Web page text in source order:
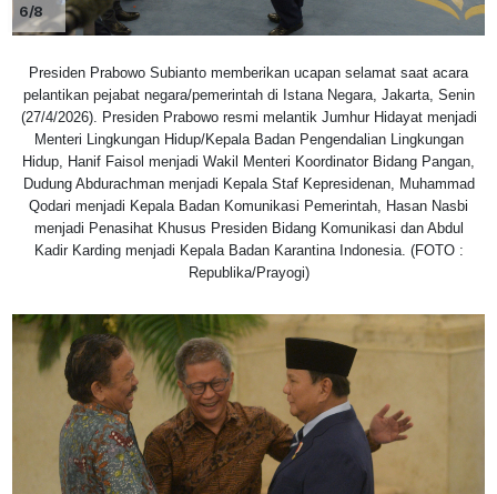
6/8
Presiden Prabowo Subianto memberikan ucapan selamat saat acara
pelantikan pejabat negara/pemerintah di Istana Negara, Jakarta, Senin
(27/4/2026). Presiden Prabowo resmi melantik Jumhur Hidayat menjadi
Menteri Lingkungan Hidup/Kepala Badan Pengendalian Lingkungan
Hidup, Hanif Faisol menjadi Wakil Menteri Koordinator Bidang Pangan,
Dudung Abdurachman menjadi Kepala Staf Kepresidenan, Muhammad
Qodari menjadi Kepala Badan Komunikasi Pemerintah, Hasan Nasbi
menjadi Penasihat Khusus Presiden Bidang Komunikasi dan Abdul
Kadir Karding menjadi Kepala Badan Karantina Indonesia. (FOTO :
Republika/Prayogi)